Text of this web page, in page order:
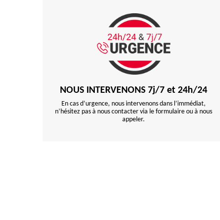
NOUS INTERVENONS 7j/7 et 24h/24
En cas d’urgence, nous intervenons dans l’immédiat,
n’hésitez pas à nous contacter via le formulaire ou à nous
appeler.